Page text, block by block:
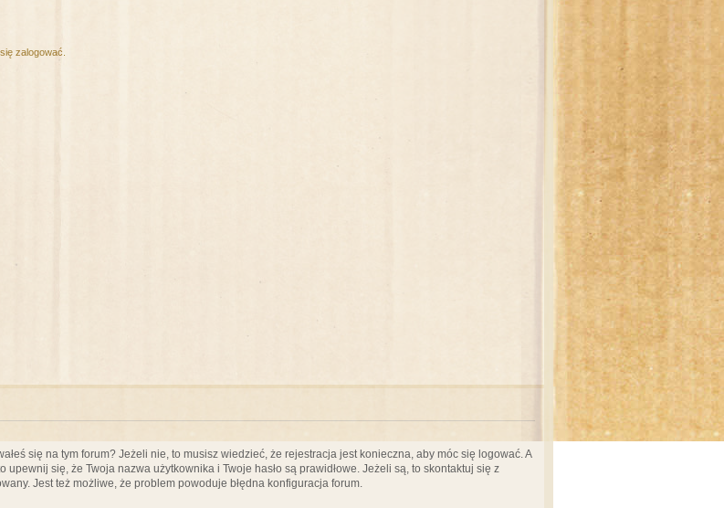
zalogować.
się na tym forum? Jeżeli nie, to musisz wiedzieć, że rejestracja jest konieczna, aby móc się logować. A
się, że Twoja nazwa użytkownika i Twoje hasło są prawidłowe. Jeżeli są, to skontaktuj się z
Jest też możliwe, że problem powoduje błędna konfiguracja forum.